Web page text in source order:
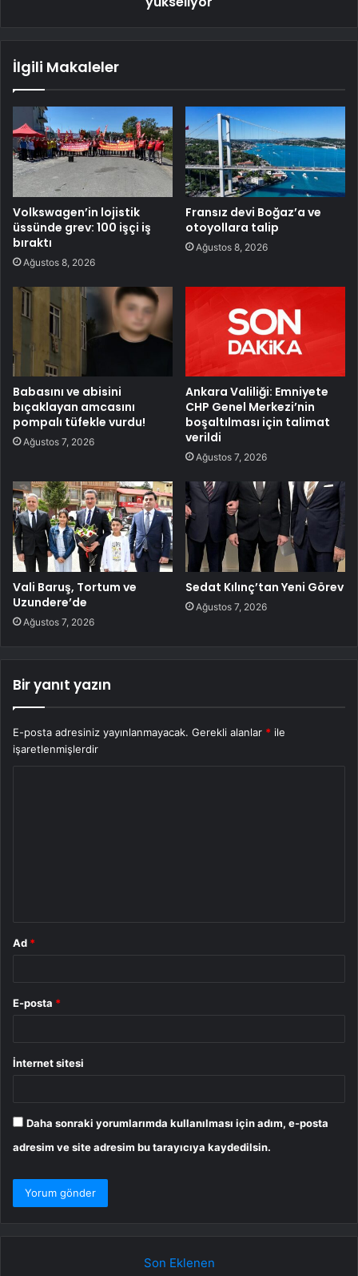
İlgili Makaleler
Volkswagen’in lojistik
üssünde grev: 100 işçi iş
bıraktı
Ağustos 8, 2026
Fransız devi Boğaz’a ve
otoyollara talip
Ağustos 8, 2026
Babasını ve abisini
bıçaklayan amcasını
pompalı tüfekle vurdu!
Ağustos 7, 2026
Ankara Valiliği: Emniyete
CHP Genel Merkezi’nin
boşaltılması için talimat
verildi
Ağustos 7, 2026
Vali Baruş, Tortum ve
Uzundere’de
Ağustos 7, 2026
Sedat Kılınç’tan Yeni Görev
Ağustos 7, 2026
Bir yanıt yazın
E-posta adresiniz yayınlanmayacak. Gerekli alanlar * ile
işaretlenmişlerdir
Ad *
E-posta *
İnternet sitesi
Daha sonraki yorumlarımda kullanılması için adım, e-posta
adresim ve site adresim bu tarayıcıya kaydedilsin.
Son Eklenen